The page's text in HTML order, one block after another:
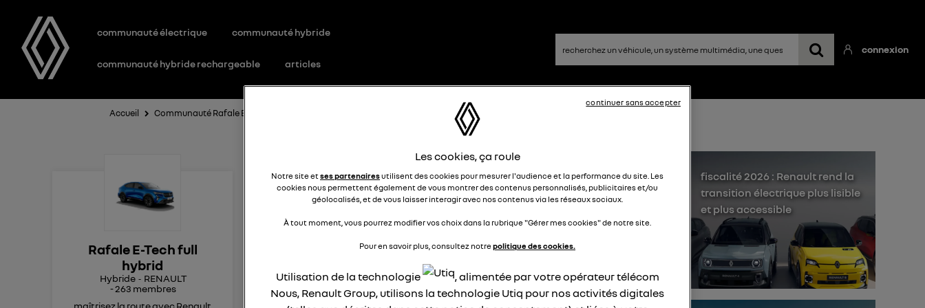
communauté électrique communauté hybride
communauté hybride rechargeable articles
connexion
Accueil Communauté Rafale E-Tech full hybrid
Rafale E-Tech full
hybrid
Hybride
RENAULT
-263 membres
maîtrisez la route avec Renault
Rafale qui sans l essence..
trek91834388
même bien . Depuis que j'ai fais le service j'ai ce problème ?
fiscalité 2026 : Renault rend la
transition électrique plus lisible
et plus accessible
Les cookies, ça roule
Notre site etses partenairesutilisent des cookies pour mesurer l'audience et la performance du site. Les
cookies nous permettent également de vous montrer des contenus personnalisés, publicitaires et/ou
géolocalisés, et de vous laisser interagir avec nos contenus via les réseaux sociaux.
À tout moment, vous pourrez modifier vos choix dans la rubrique "Gérer mes cookies" de notre site.
Pour en savoir plus, consultez notrepolitique des cookies.
Utilisation de la technologie
, alimentée par votre opérateur télécom
Nous, Renault Group, utilisons la technologie Utiq pour nos activités digitales
continuer sans accepter